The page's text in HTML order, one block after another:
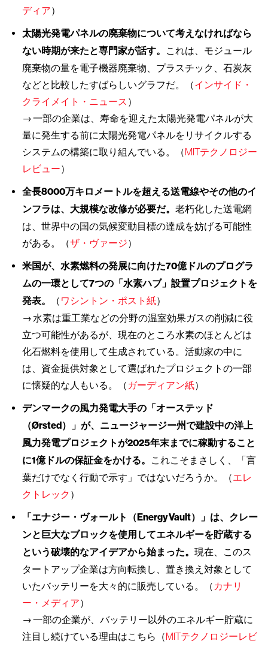
ディア）
太陽光発電パネルの廃棄物について考えなければなら
ない時期が来たと専門家が話す。
これは、モジュール
廃棄物の量を電子機器廃棄物、プラスチック、石炭灰
などと比較したすばらしいグラフだ。（インサイド・
クライメイト・ニュース ）
→ 一部の企業は、寿命を迎えた太陽光発電パネルが大
量に発生する前に太陽光発電パネルをリサイクルする
システムの構築に取り組んでいる。（MITテクノロジー
レビュー）
全長8000万キロメートルを超える送電線やその他のイ
ンフラは、大規模な改修が必要だ。老朽化した送電網
は、世界中の国の気候変動目標の達成を妨げる可能性
がある。（ザ・ヴァージ）
米国が、水素燃料の発展に向けた70億ドルのプログラ
ムの一環として7つの「水素ハブ」設置プロジェクトを
発表。
（ ワシントン・ポスト紙）
→ 水素は重工業などの分野の温室効果ガスの削減に役
立つ可能性があるが、現在のところ水素のほとんどは
化石燃料を使用して生成されている。活動家の中に
は、資金提供対象として選ばれたプロジェクトの一部
に懐疑的な人もいる。（ ガーディアン紙）
デンマークの風力発電大手の「オーステッド
（Ørsted）」が、ニュージャージー州で建設中の洋上
風力発電プロジェクトが2025年末までに稼動すること
に1億ドルの保証金をかける。
これこそまさしく、「言
葉だけでなく行動で示す」ではないだろうか。（エレ
クトレック ）
「エナジー・ヴォールト（Energy Vault）」は、クレー
ンと巨大なブロックを使用してエネルギーを貯蔵する
という破壊的なアイデアから始まった。現在、このス
タートアップ企業は方向転換し、置き換え対象として
いたバッテリーを大々的に販売している。（ カナリ
ー・メディア）
→ 一部の企業が、バッテリー以外のエネルギー貯蔵に
注目し続けている理由はこちら（MITテクノロジーレビ